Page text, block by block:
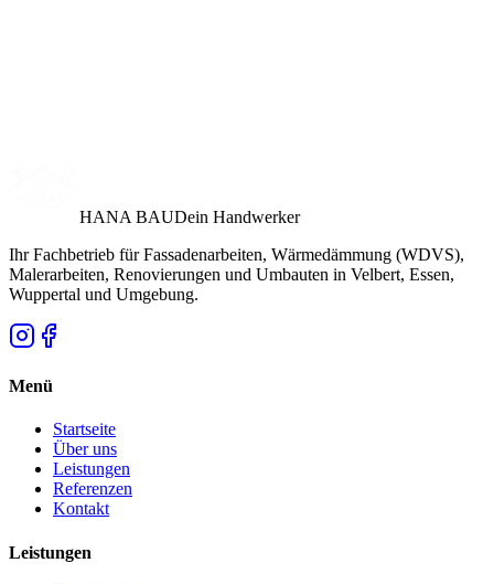
HANA BAUDein Handwerker
Ihr Fachbetrieb für Fassadenarbeiten, Wärmedämmung (WDVS),
Malerarbeiten, Renovierungen und Umbauten in Velbert, Essen,
Wuppertal und Umgebung.
Menü
Startseite
Über uns
Leistungen
Referenzen
Kontakt
Leistungen